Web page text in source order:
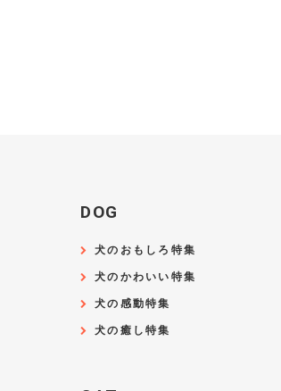
DOG
犬のおもしろ特集
犬のかわいい特集
犬の感動特集
犬の癒し特集